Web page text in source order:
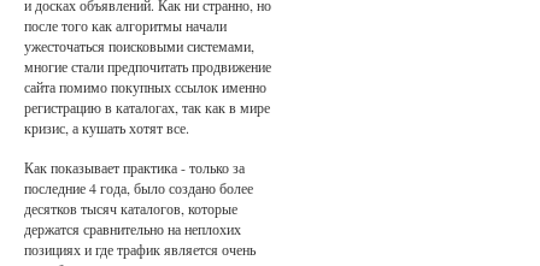
и досках объявлений. Как ни странно, но
после того как алгоритмы начали
ужесточаться поисковыми системами,
многие стали предпочитать продвижение
сайта помимо покупных ссылок именно
регистрацию в каталогах, так как в мире
кризис, а кушать хотят все.
Как показывает практика - только за
последние 4 года, было создано более
десятков тысяч каталогов, которые
держатся сравнительно на неплохих
позициях и где трафик является очень